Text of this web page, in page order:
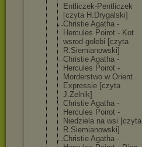
Entliczek-Pent liczek
[czyta H.Drygalski]
Christie Agatha -
Hercules Poirot - Kot
wsrod golebi [czyta
R.Siemianowski]
Christie Agatha -
Hercules Poirot -
Morderstwo w Orient
Expressie [czyta
J.Zelnik]
Christie Agatha -
Hercules Poirot -
Niedziela na wsi [czyta
R.Siemianowski]
Christie Agatha -